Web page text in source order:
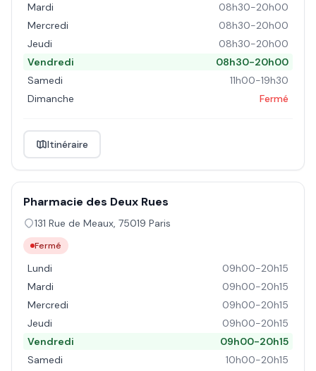
Mardi
08h30-20h00
Mercredi
08h30-20h00
Jeudi
08h30-20h00
Vendredi
08h30-20h00
Samedi
11h00-19h30
Dimanche
Fermé
Itinéraire
Pharmacie des Deux Rues
131 Rue de Meaux, 75019 Paris
Fermé
Lundi
09h00-20h15
Mardi
09h00-20h15
Mercredi
09h00-20h15
Jeudi
09h00-20h15
Vendredi
09h00-20h15
Samedi
10h00-20h15